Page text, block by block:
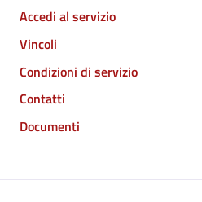
Accedi al servizio
Vincoli
Condizioni di servizio
Contatti
Documenti